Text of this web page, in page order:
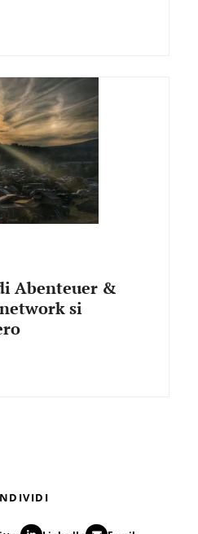
Abenteuer &
si